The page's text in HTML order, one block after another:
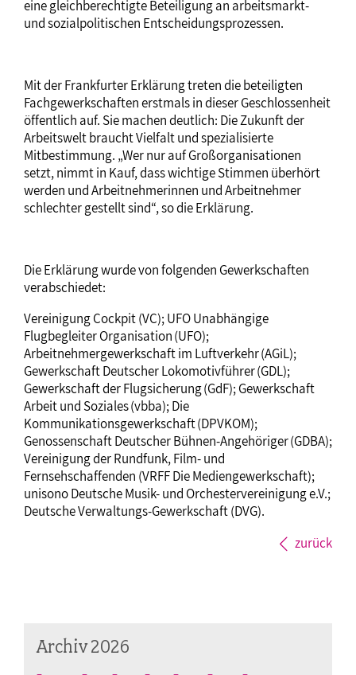
eine gleichberechtigte Beteiligung an arbeitsmarkt-
und sozialpolitischen Entscheidungsprozessen.
Mit der Frankfurter Erklärung treten die beteiligten
Fachgewerkschaften erstmals in dieser Geschlossenheit
öffentlich auf. Sie machen deutlich: Die Zukunft der
Arbeitswelt braucht Vielfalt und spezialisierte
Mitbestimmung. „Wer nur auf Großorganisationen
setzt, nimmt in Kauf, dass wichtige Stimmen überhört
werden und Arbeitnehmerinnen und Arbeitnehmer
schlechter gestellt sind“, so die Erklärung.
Die Erklärung wurde von folgenden Gewerkschaften
verabschiedet:
Vereinigung Cockpit (VC); UFO Unabhängige
Flugbegleiter Organisation (UFO);
Arbeitnehmergewerkschaft im Luftverkehr (AGiL);
Gewerkschaft Deutscher Lokomotivführer (GDL);
Gewerkschaft der Flugsicherung (GdF); Gewerkschaft
Arbeit und Soziales (vbba); Die
Kommunikationsgewerkschaft (DPVKOM);
Genossenschaft Deutscher Bühnen-Angehöriger (GDBA);
Vereinigung der Rundfunk, Film- und
Fernsehschaffenden (VRFF Die Mediengewerkschaft);
unisono Deutsche Musik- und Orchestervereinigung e.V.;
Deutsche Verwaltungs-Gewerkschaft (DVG).
zurück
Archiv 2026